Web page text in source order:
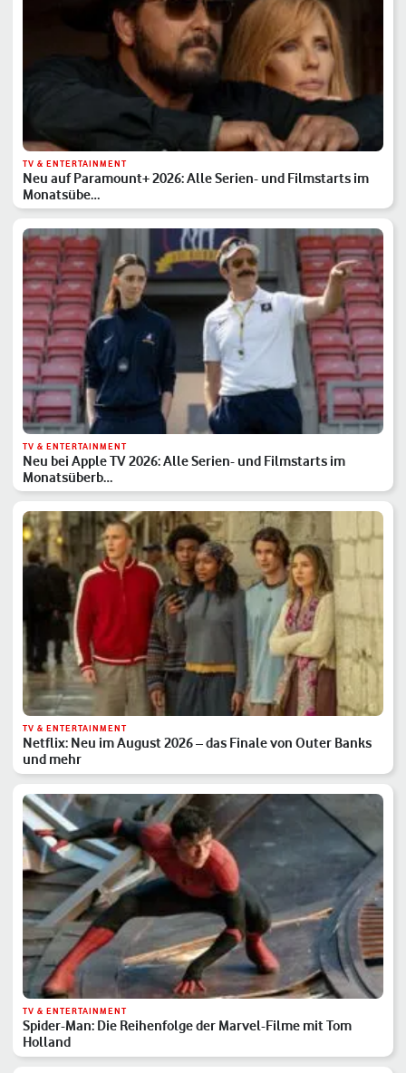
TV & ENTERTAINMENT
Neu auf Paramount+ 2026: Alle Serien- und Filmstarts im
Monatsübe…
TV & ENTERTAINMENT
Neu bei Apple TV 2026: Alle Serien- und Filmstarts im
Monatsüberb…
TV & ENTERTAINMENT
Netflix: Neu im August 2026 – das Finale von Outer Banks
und mehr
TV & ENTERTAINMENT
Spider-Man: Die Reihenfolge der Marvel-Filme mit Tom
Holland